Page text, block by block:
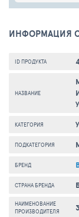
ИНФОРМАЦИЯ
ID ПРОДУКТА
НАЗВАНИЕ
КАТЕГОРИЯ
ПОДКАТЕГОРИЯ
БРЕНД
СТРАНА БРЕНДА
НАИМЕНОВАНИЕ
ПРОИЗВОДИТЕЛЯ